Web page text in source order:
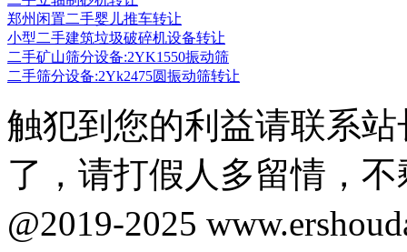
郑州闲置二手婴儿推车转让
小型二手建筑垃圾破碎机设备转让
二手矿山筛分设备:2YK1550振动筛
二手筛分设备:2Yk2475圆振动筛转让
触犯到您的利益请联系
了，请打假人多留情，
@2019-2025